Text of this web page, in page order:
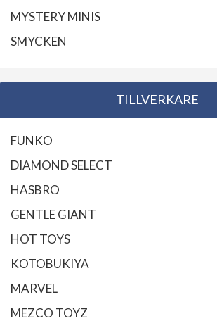
MYSTERY MINIS
SMYCKEN
TILLVERKARE
FUNKO
DIAMOND SELECT
HASBRO
GENTLE GIANT
HOT TOYS
KOTOBUKIYA
MARVEL
MEZCO TOYZ